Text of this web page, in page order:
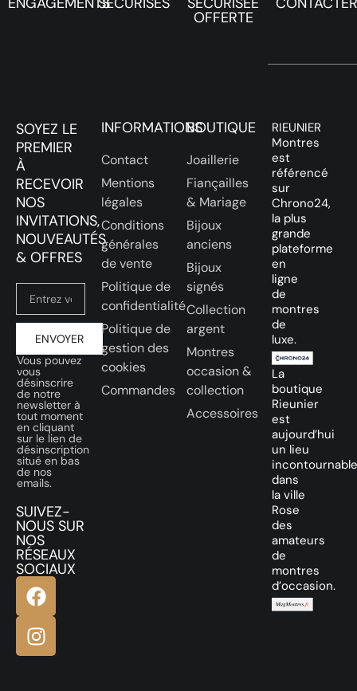
OFFERTE
SOYEZ LE
PREMIER
À
RECEVOIR
NOS
INVITATIONS,
NOUVEAUTÉS
& OFFRES
ENVOYER
Vous pouvez
vous
désinscrire
de notre
newsletter à
tout moment
en cliquant
sur le lien de
désinscription
situé en bas
de nos
emails.
SUIVEZ-
NOUS SUR
NOS
RÉSEAUX
SOCIAUX
INFORMATIONS
Contact
Mentions
légales
Conditions
générales
de vente
Politique de
confidentialité
Politique de
gestion des
cookies
Commandes
BOUTIQUE
Joaillerie
Fiançailles
& Mariage
Bijoux
anciens
Bijoux
signés
Collection
argent
Montres
occasion &
collection
Accessoires
RIEUNIER
Montres
est
référencé
sur
Chrono24,
la plus
grande
plateforme
en
ligne
de
montres
de
luxe.
La
boutique
Rieunier
est
aujourd’hui
un lieu
incontournable
dans
la ville
Rose
des
amateurs
de
montres
d’occasion.